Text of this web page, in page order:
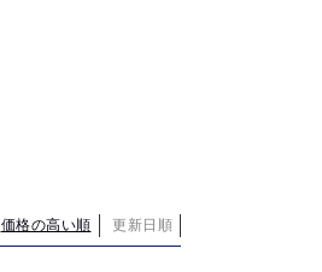
価格の高い順 更新日順